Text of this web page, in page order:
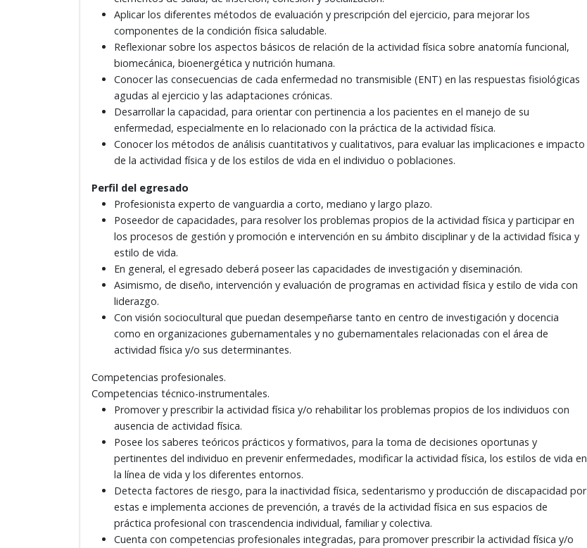
Aplicar los diferentes métodos de evaluación y prescripción del ejercicio, para mejorar los
componentes de la condición física saludable.
Reflexionar sobre los aspectos básicos de relación de la actividad física sobre anatomía funcional,
biomecánica, bioenergética y nutrición humana.
Conocer las consecuencias de cada enfermedad no transmisible (ENT) en las respuestas fisiológicas
agudas al ejercicio y las adaptaciones crónicas.
Desarrollar la capacidad, para orientar con pertinencia a los pacientes en el manejo de su
enfermedad, especialmente en lo relacionado con la práctica de la actividad física.
Conocer los métodos de análisis cuantitativos y cualitativos, para evaluar las implicaciones e impacto
de la actividad física y de los estilos de vida en el individuo o poblaciones.
Perfil del egresado
Profesionista experto de vanguardia a corto, mediano y largo plazo.
Poseedor de capacidades, para resolver los problemas propios de la actividad física y participar en
los procesos de gestión y promoción e intervención en su ámbito disciplinar y de la actividad física y
estilo de vida.
En general, el egresado deberá poseer las capacidades de investigación y diseminación.
Asimismo, de diseño, intervención y evaluación de programas en actividad física y estilo de vida con
liderazgo.
Con visión sociocultural que puedan desempeñarse tanto en centro de investigación y docencia
como en organizaciones gubernamentales y no gubernamentales relacionadas con el área de
actividad física y/o sus determinantes.
Competencias profesionales.
Competencias técnico-instrumentales.
Promover y prescribir la actividad física y/o rehabilitar los problemas propios de los individuos con
ausencia de actividad física.
Posee los saberes teóricos prácticos y formativos, para la toma de decisiones oportunas y
pertinentes del individuo en prevenir enfermedades, modificar la actividad física, los estilos de vida en
la línea de vida y los diferentes entornos.
Detecta factores de riesgo, para la inactividad física, sedentarismo y producción de discapacidad por
estas e implementa acciones de prevención, a través de la actividad física en sus espacios de
práctica profesional con trascendencia individual, familiar y colectiva.
Cuenta con competencias profesionales integradas, para promover prescribir la actividad física y/o